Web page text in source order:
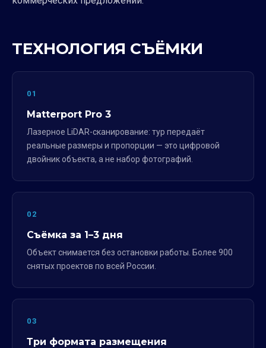
ТЕХНОЛОГИЯ СЪЁМКИ
01
Matterport Pro 3
Лазерное LiDAR-сканирование: тур передаёт
реальные размеры и пропорции — это цифровой
двойник объекта, а не набор фотографий.
02
Съёмка за 1–3 дня
Объект снимается без остановки работы. Более 900
снятых проектов по всей России.
03
Три формата размещения